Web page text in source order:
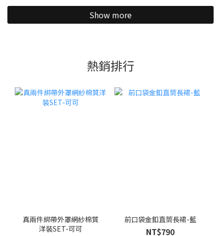
Show more
熱銷排行
真兩件綁帶外罩網紗棉質
洋裝SET-可可
前口袋金釦直筒長裙-藍
NT$790